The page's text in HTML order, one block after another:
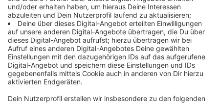
Die 1 Meter 60 Wände würden den Kornmarkt optisch
zu sehr verändern.
Anzeige
Plätze in Wesel gelten als besonders
schützenswert
Anzeige